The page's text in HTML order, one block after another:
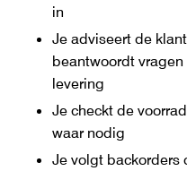
in
Je adviseert de
beantwoordt
levering
Je checkt de
waar nodig
Je volgt backorders